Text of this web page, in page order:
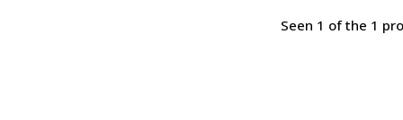
Seen 1 of the 1